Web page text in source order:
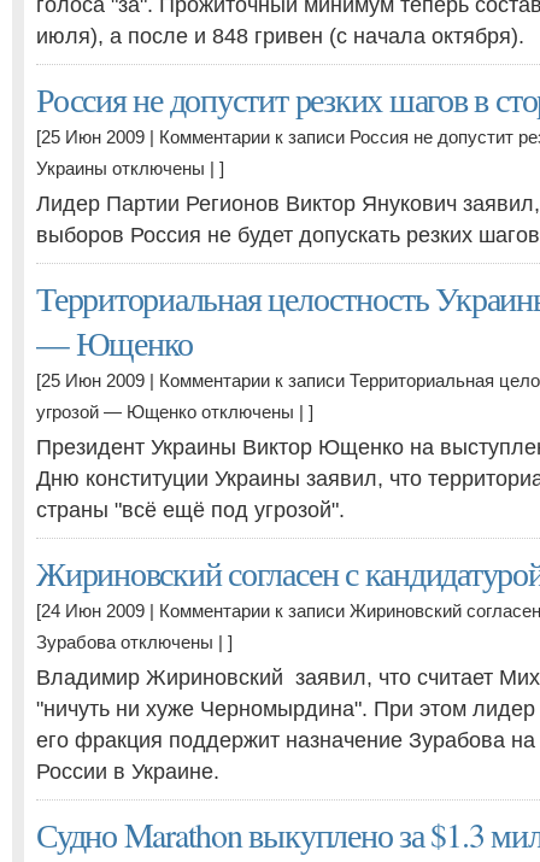
голоса "за". Прожиточный минимум теперь
июля), а после и 848 гривен (с начала октября).
Россия не допустит резких шагов в
[25 Июн 2009 | Комментарии к записи Россия не допустит
Украины отключены | ]
Лидер Партии Регионов Виктор Янукович
выборов Россия не будет допускать резких
Территориальная целостность
— Ющенко
[25 Июн 2009 | Комментарии к записи Территориальная
угрозой — Ющенко отключены | ]
Президент Украины Виктор Ющенко на
Дню конституции Украины заявил, что
страны "всё ещё под угрозой".
Жириновский согласен с
[24 Июн 2009 | Комментарии к записи Жириновский
Зурабова отключены | ]
Владимир Жириновский заявил, что считает
"ничуть ни хуже Черномырдина". При этом
его фракция поддержит назначение Зурабова
России в Украине.
Судно Marathon выкуплено за $1.3